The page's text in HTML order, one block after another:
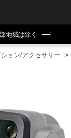
地域は除く
ション/アクセサリー >